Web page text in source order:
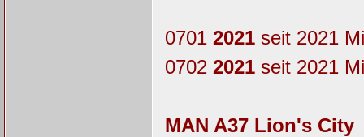
0701 2021seit 2021
0702 2021seit 2021
MAN A37 Lion's City